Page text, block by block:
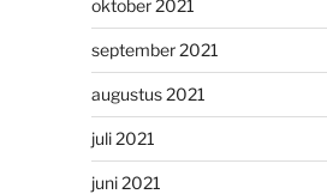
oktober 2021
september 2021
augustus 2021
juli 2021
juni 2021